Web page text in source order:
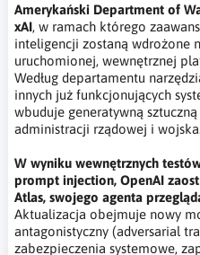
Amerykański Department of
xAI, w ramach którego
inteligencji zostaną wdrożone
uruchomionej, wewnętrznej
Według departamentu
innych już funkcjonujących
wbuduje generatywną
administracji rządowej i wojska.
W wyniku wewnętrznych
prompt injection, OpenAI
Atlas, swojego agenta
Aktualizacja obejmuje nowy
antagonistyczny (adversarial
zabezpieczenia systemowe,